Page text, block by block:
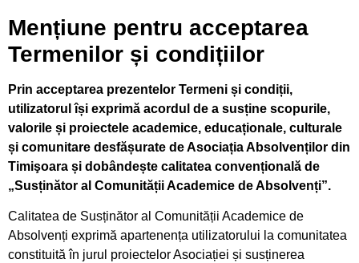
Mențiune pentru acceptarea
Termenilor și condițiilor
Prin acceptarea prezentelor Termeni și condiții,
utilizatorul își exprimă acordul de a susține scopurile,
valorile și proiectele academice, educaționale, culturale
și comunitare desfășurate de Asociația Absolvenților din
Timişoara și dobândește calitatea convențională de
„Susținător al Comunității Academice de Absolvenți”.
Calitatea de Susținător al Comunității Academice de
Absolvenți exprimă apartenența utilizatorului la comunitatea
constituită în jurul proiectelor Asociației și susținerea